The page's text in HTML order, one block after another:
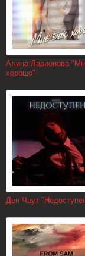
Алина Ларионова
хорошо"
Ден Чаут